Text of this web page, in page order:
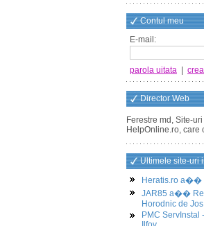
Contul meu
E-mail:
parola uitata
Director Web
Ferestre md, Site-
HelpOnline.ro, care
Ultimele site-uri
Heratis.ro a��
JAR85 a��
Horodnic de Jos
PMC ServInstal